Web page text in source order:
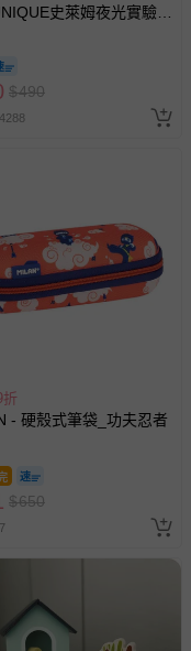
經提供即為完成之線
（例如線上課程、遊
衣物、泳裝、襪子、地
乳器、哺乳衣、托腹
不可拆封」，或具警
島。如您位於離島地
加收離島運費。廠商
地區、樓層親送等加價
完好，若商品遇瑕疵
史萊姆夜光實驗室
號兌換，逾期作廢) (大
均一價(3歲以上需購票))
$490
折
- 硬殼式筆袋_功夫忍者
$650